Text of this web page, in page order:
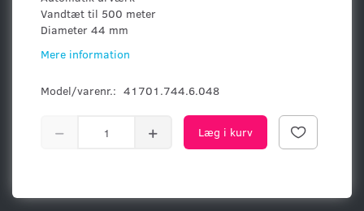
Vandtæt til 500 meter
Diameter 44 mm
Mere information
Model/varenr.: 41701.744.6.048
Læg i kurv